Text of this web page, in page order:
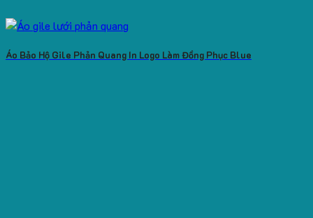
Áo Bảo Hộ Gile Phản Quang In Logo Làm Đồng Phục Blue